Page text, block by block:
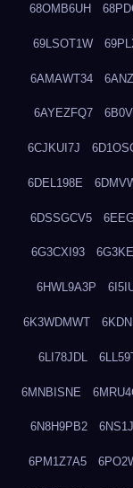
68OMB6UH
69LSOT1W
6AMAWT34
6AYEZFQ7
6CJKUI7J
6DEL198E
6DSSGCV5
6G3CXI93
6HWL9A3P
6K3WDMWT
6LI78JDL
6MNBISNE
6N8H9PB2
6PM1Z7A5